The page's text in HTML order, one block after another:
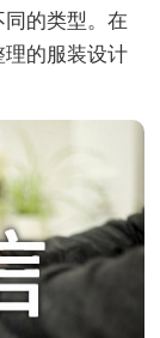
的类型。在
的服装设计